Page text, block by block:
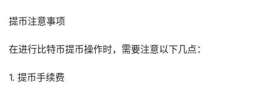
提币注意事项
在进行比特币提币操作时，需要注意以下几点：
1. 提币手续费